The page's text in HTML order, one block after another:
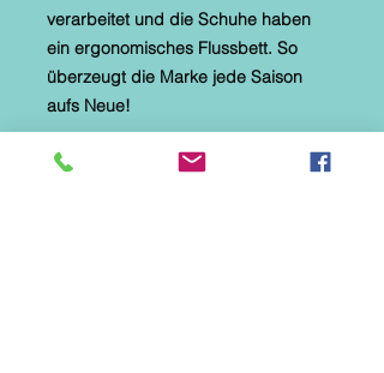
verarbeitet und die Schuhe haben
ein ergonomisches Flussbett. So
überzeugt die Marke jede Saison
aufs Neue!
Diese Pantolette ist durch einen